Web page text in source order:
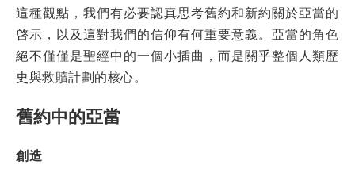
這種觀點，我們有必要認真思考舊約和新約關於亞當的
啓示，以及這對我們的信仰有何重要意義。亞當的角色
絕不僅僅是聖經中的一個小插曲，而是關乎整個人類歷
史與救贖計劃的核心。
舊約中的亞當
創造